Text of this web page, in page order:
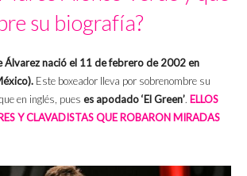
su biografía?
Álvarez nació el 11 de febrero de 2002 en
Este boxeador lleva por sobrenombre su
en inglés, pues es apodado ‘El Green’. ELLOS
Y CLAVADISTAS QUE ROBARON MIRADAS